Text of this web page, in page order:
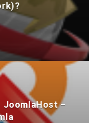
JoomlaHost –